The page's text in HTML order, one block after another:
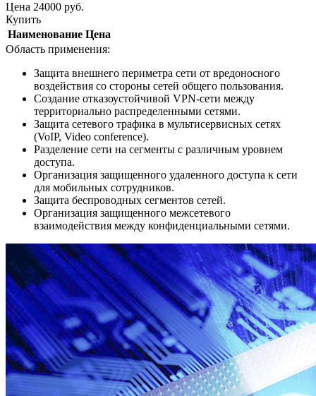
Цена 24000 руб.
Купить
Наименование Цена
Область применения:
Защита внешнего периметра сети от вредоносного
воздействия со стороны сетей общего пользования.
Создание отказоустойчивой VPN-сети между
территориально распределенными сетями.
Защита сетевого трафика в мультисервисных сетях
(VoIP, Video conference).
Разделение сети на сегменты с различным уровнем
доступа.
Организация защищенного удаленного доступа к сети
для мобильных сотрудников.
Защита беспроводных сегментов сетей.
Организация защищенного межсетевого
взаимодействия между конфиденциальными сетями.